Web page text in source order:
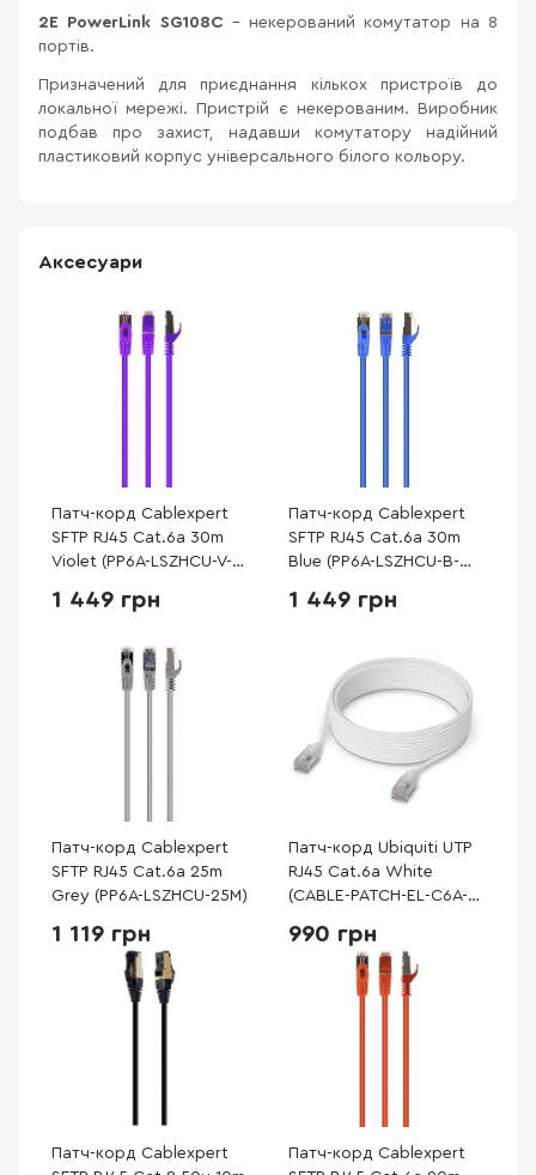
2E PowerLink SG108C – некерований комутатор на 8
портів.
Призначений для приєднання кількох пристроїв до
локальної мережі. Пристрій є некерованим. Виробник
подбав про захист, надавши комутатору надійний
пластиковий корпус універсального білого кольору.
Аксесуари
Патч-корд Cablexpert
SFTP RJ45 Cat.6a 30m
Violet (PP6A-LSZHCU-V-
1 449 грн
Патч-корд Cablexpert
SFTP RJ45 Cat.6a 30m
Blue (PP6A-LSZHCU-B-
1 449 грн
Патч-корд Cablexpert
SFTP RJ45 Cat.6a 25m
Grey (PP6A-LSZHCU-25M)
1 119 грн
Патч-корд Ubiquiti UTP
RJ45 Cat.6a White
(CABLE-PATCH-EL-C6A-
990 грн
Патч-корд Cablexpert
Патч-корд Cablexpert